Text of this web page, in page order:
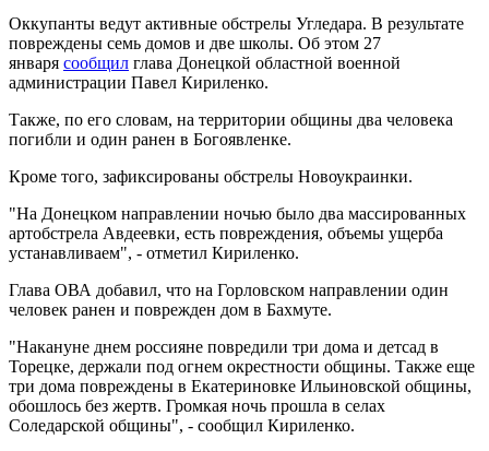
Оккупанты ведут активные обстрелы Угледара. В результате
повреждены семь домов и две школы. Об этом 27
января сообщил глава Донецкой областной военной
администрации Павел Кириленко.
Также, по его словам, на территории общины два человека
погибли и один ранен в Богоявленке.
Кроме того, зафиксированы обстрелы Новоукраинки.
"На Донецком направлении ночью было два массированных
артобстрела Авдеевки, есть повреждения, объемы ущерба
устанавливаем", - отметил Кириленко.
Глава ОВА добавил, что на Горловском направлении один
человек ранен и поврежден дом в Бахмуте.
"Накануне днем россияне повредили три дома и детсад в
Торецке, держали под огнем окрестности общины. Также еще
три дома повреждены в Екатериновке Ильиновской общины,
обошлось без жертв. Громкая ночь прошла в селах
Соледарской общины", - сообщил Кириленко.